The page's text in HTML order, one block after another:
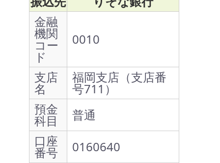
金融
機関
コー
ド
0010
支店
名
福岡支店（支店番
号711）
預金
科目
普通
口座
番号
0160640